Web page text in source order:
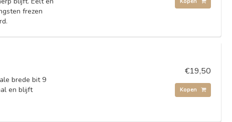
frezen
brede bit 9
en blijft
€19,50
Kopen